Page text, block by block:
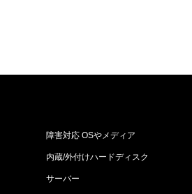
障害対応 OSやメディア
内蔵/外付けハードディスク
サーバー